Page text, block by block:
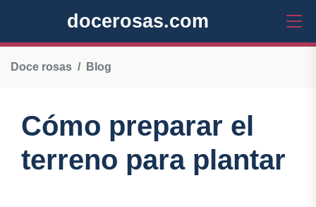
docerosas.com
Doce rosas Blog
Cómo preparar el
terreno para plantar